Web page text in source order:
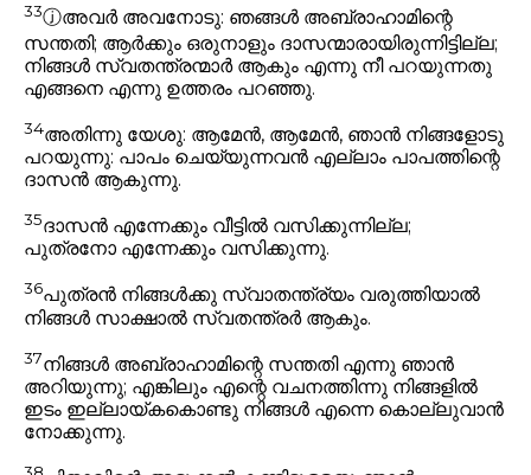
33ⓙഅവർ അവനോടു: ഞങ്ങൾ അബ്രാഹാമിന്റെ
സന്തതി; ആർക്കും ഒരുനാളും ദാസന്മാരായിരുന്നിട്ടില്ല;
നിങ്ങൾ സ്വതന്ത്രന്മാർ ആകും എന്നു നീ പറയുന്നതു
എങ്ങനെ എന്നു ഉത്തരം പറഞ്ഞു.
34അതിന്നു യേശു: ആമേൻ, ആമേൻ, ഞാൻ നിങ്ങളോടു
പറയുന്നു: പാപം ചെയ്യുന്നവൻ എല്ലാം പാപത്തിന്റെ
ദാസൻ ആകുന്നു.
35ദാസൻ എന്നേക്കും വീട്ടിൽ വസിക്കുന്നില്ല;
പുത്രനോ എന്നേക്കും വസിക്കുന്നു.
36പുത്രൻ നിങ്ങൾക്കു സ്വാതന്ത്ര്യം വരുത്തിയാൽ
നിങ്ങൾ സാക്ഷാൽ സ്വതന്ത്രർ ആകും.
37നിങ്ങൾ അബ്രാഹാമിന്റെ സന്തതി എന്നു ഞാൻ
അറിയുന്നു; എങ്കിലും എന്റെ വചനത്തിന്നു നിങ്ങളിൽ
ഇടം ഇല്ലായ്കകൊണ്ടു നിങ്ങൾ എന്നെ കൊല്ലുവാൻ
നോക്കുന്നു.